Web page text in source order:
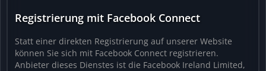
Registrierung mit Facebook Connect
Statt einer direkten Registrierung auf unserer Website
können Sie sich mit Facebook Connect registrieren.
Anbieter dieses Dienstes ist die Facebook Ireland Limited,